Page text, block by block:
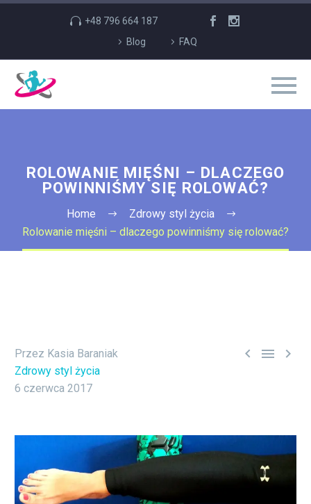
+48 796 664 187
Blog
FAQ
ROLOWANIE MIĘŚNI – DLACZEGO
POWINNIŚMY SIĘ ROLOWAĆ?
Home
Zdrowy styl życia
Rolowanie mięśni – dlaczego powinniśmy się rolować?
  
Przez Kasia Baraniak
Zdrowy styl życia
6 czerwca 2017